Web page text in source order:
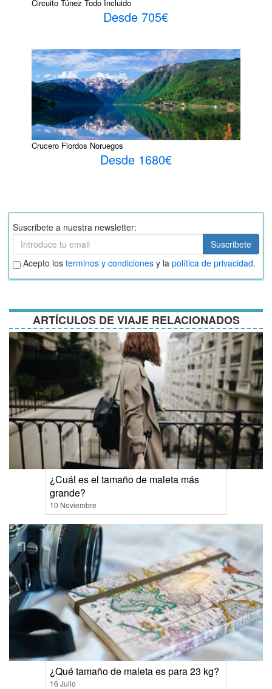
Circuito Túnez Todo Incluido
Desde 705€
Crucero Fiordos Noruegos
Desde 1680€
Suscribete a nuestra newsletter:
Suscribete
Suscribete
Aceptar
términos
y
Acepto los terminos y condiciones y la política de privacidad.
ARTÍCULOS DE VIAJE RELACIONADOS
¿Cuál es el tamaño de maleta más
grande?
10 Noviembre
¿Qué tamaño de maleta es para 23 kg?
16 Julio